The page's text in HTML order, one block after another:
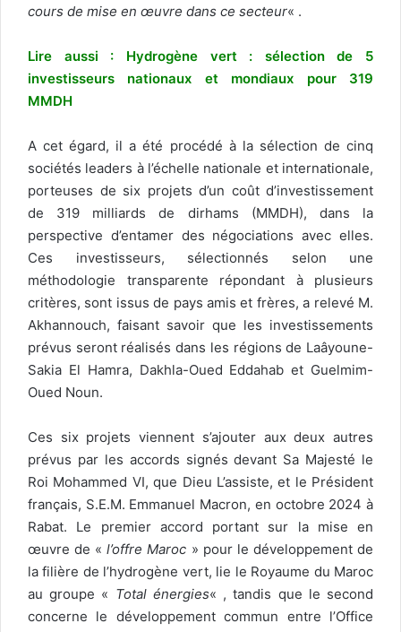
cours de mise en œuvre dans ce secteur« .
Lire aussi : Hydrogène vert : sélection de 5
investisseurs nationaux et mondiaux pour 319
MMDH
A cet égard, il a été procédé à la sélection de cinq
sociétés leaders à l’échelle nationale et internationale,
porteuses de six projets d’un coût d’investissement
de 319 milliards de dirhams (MMDH), dans la
perspective d’entamer des négociations avec elles.
Ces investisseurs, sélectionnés selon une
méthodologie transparente répondant à plusieurs
critères, sont issus de pays amis et frères, a relevé M.
Akhannouch, faisant savoir que les investissements
prévus seront réalisés dans les régions de Laâyoune-
Sakia El Hamra, Dakhla-Oued Eddahab et Guelmim-
Oued Noun.
Ces six projets viennent s’ajouter aux deux autres
prévus par les accords signés devant Sa Majesté le
Roi Mohammed VI, que Dieu L’assiste, et le Président
français, S.E.M. Emmanuel Macron, en octobre 2024 à
Rabat. Le premier accord portant sur la mise en
œuvre de «l’offre Maroc » pour le développement de
la filière de l’hydrogène vert, lie le Royaume du Maroc
au groupe « Total énergies« , tandis que le second
concerne le développement commun entre l’Office